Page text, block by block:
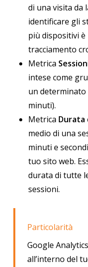
di una visita da
identificare gli
più dispositivi
tracciamento
Metrica
intese come
un determinato
minuti).
Metrica Durata
medio di una
minuti e
tuo sito web.
durata di tutte
sessioni.
Particolarità
Google
all’interno del